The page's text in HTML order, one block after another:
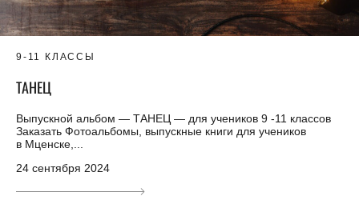
9-11 КЛАССЫ
ТАНЕЦ
Выпускной альбом — ТАНЕЦ — для учеников 9 -11 классов
Заказать Фотоальбомы, выпускные книги для учеников
в Мценске,...
24 сентября 2024